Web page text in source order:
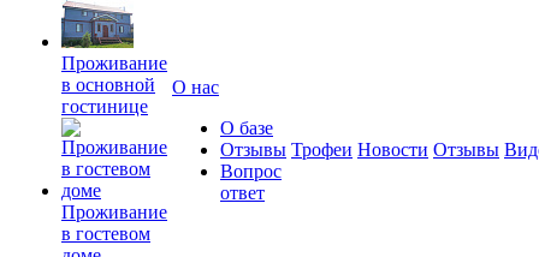
Проживание
в основной
гостинице
Проживание
в гостевом
О нас
О базе
Отзывы
Вопрос
ответ
Трофеи Новости Отзывы